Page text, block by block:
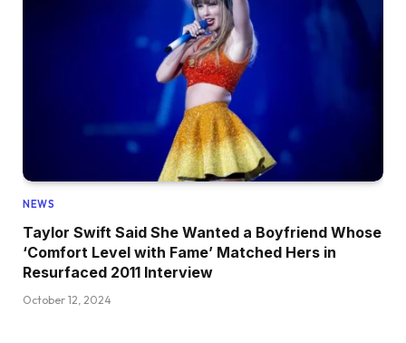
NEWS
Taylor Swift Said She Wanted a Boyfriend Whose
‘Comfort Level with Fame’ Matched Hers in
Resurfaced 2011 Interview
October 12, 2024